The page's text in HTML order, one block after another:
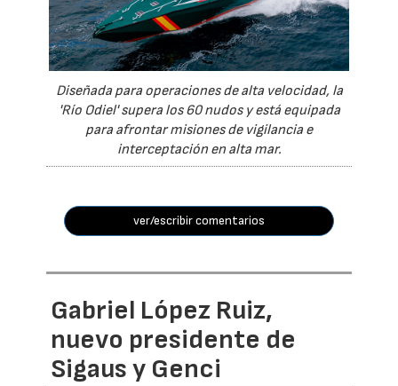
Diseñada para operaciones de alta velocidad, la
'Río Odiel' supera los 60 nudos y está equipada
para afrontar misiones de vigilancia e
interceptación en alta mar.
ver/escribir comentarios
Gabriel López Ruiz,
nuevo presidente de
Sigaus y Genci